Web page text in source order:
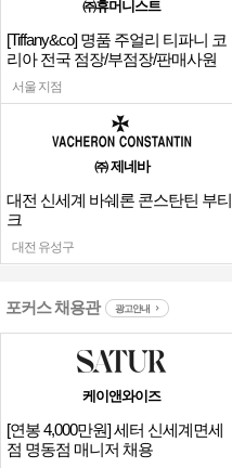
㈜휴머니스트
[Tiffany&co] 명품 주얼리 티파니 코
리아 전국 점장/부점장/판매사원
서울 지점
㈜ 제네바
대전 신세계 바쉐론 콘스탄틴 부티
크
대전 유성구
포커스 채용관 광고안내
케이앤와이즈
[연봉 4,000만원] 세터 신세계면세
점 명동점 매니저 채용